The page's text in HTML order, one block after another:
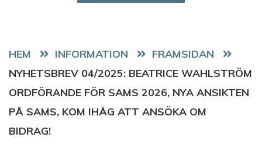
HEM
FRAMSIDAN
NYHETSBREV 04/2025: BEATRICE WAHLSTRÖM
ORDFÖRANDE FÖR SAMS 2026, NYA ANSIKTEN
PÅ SAMS, KOM IHÅG ATT ANSÖKA OM
BIDRAG!